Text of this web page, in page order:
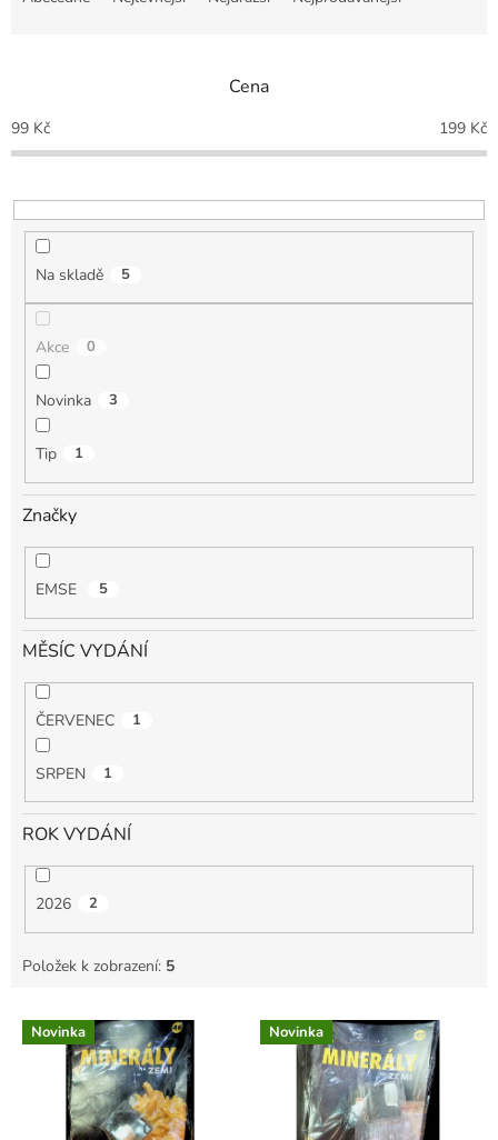
p
r
o
u
Cena
99 Kč 199 Kč
Na skladě 5
Akce 0
Novinka 3
Tip 1
Značky
EMSE 5
MĚSÍC VYDÁNÍ
ČERVENEC 1
SRPEN 1
ROK VYDÁNÍ
2026 2
Položek k zobrazení: 5
V Novinka Novinka